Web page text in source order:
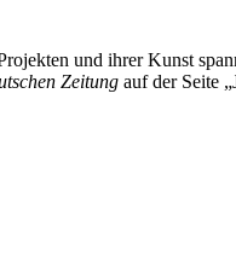
und ihrer Kunst
Zeitung auf der Seite